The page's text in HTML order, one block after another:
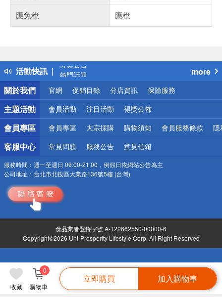
收藏 購物車
0
立即購買 加入購物車
應免稅
應稅
活動快訊
得獎公告
熱門話題
銀行優惠
偏遠地區配送
詐騙網頁！請小心！
more
關於我們
官網 促銷目錄 分店資訊 保險服務
主題活動 會員活動 注目活動 得獎公佈
會員專區 會員專區 大宗採購 購物須知 會員服務條款 隱
客服中心 常見問題 服務公告 意見信箱
服務時間： 週一至週日 09:00-21:00，例假日依網站公告為主
公司地址： 台北市北投區大業路136號5樓 (台灣)
食品業者登錄字號 A-122662550-00000-6
Copyright©2026 Uni-Prosperity Lifestyle Corp. All Right Reserved